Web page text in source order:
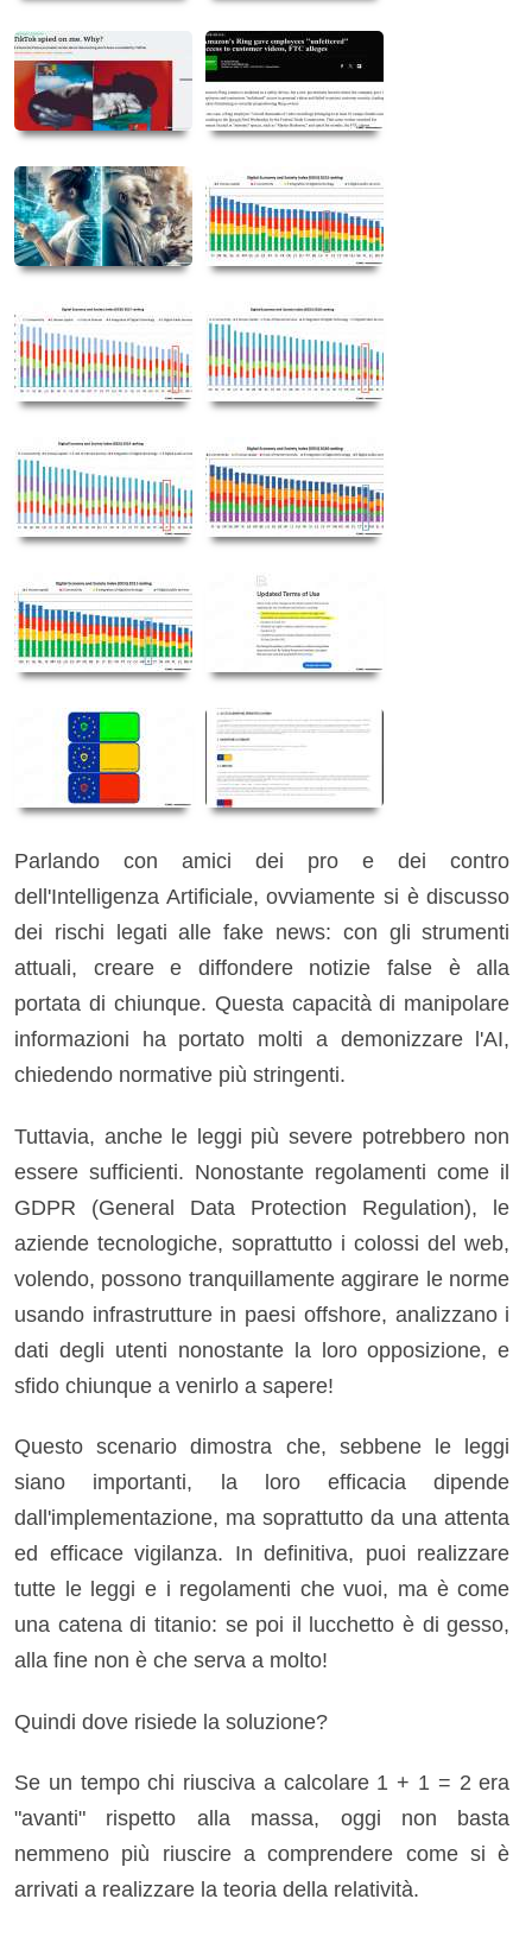
Parlando con amici dei pro e dei contro
dell'Intelligenza Artificiale, ovviamente si è discusso
dei rischi legati alle fake news: con gli strumenti
attuali, creare e diffondere notizie false è alla
portata di chiunque. Questa capacità di manipolare
informazioni ha portato molti a demonizzare l'AI,
chiedendo normative più stringenti.
Tuttavia, anche le leggi più severe potrebbero non
essere sufficienti. Nonostante regolamenti come il
GDPR (General Data Protection Regulation), le
aziende tecnologiche, soprattutto i colossi del web,
volendo, possono tranquillamente aggirare le norme
usando infrastrutture in paesi offshore, analizzano i
dati degli utenti nonostante la loro opposizione, e
sfido chiunque a venirlo a sapere!
Questo scenario dimostra che, sebbene le leggi
siano importanti, la loro efficacia dipende
dall'implementazione, ma soprattutto da una attenta
ed efficace vigilanza. In definitiva, puoi realizzare
tutte le leggi e i regolamenti che vuoi, ma è come
una catena di titanio: se poi il lucchetto è di gesso,
alla fine non è che serva a molto!
Quindi dove risiede la soluzione?
Se un tempo chi riusciva a calcolare 1 + 1 = 2 era
"avanti" rispetto alla massa, oggi non basta
nemmeno più riuscire a comprendere come si è
arrivati a realizzare la teoria della relatività.